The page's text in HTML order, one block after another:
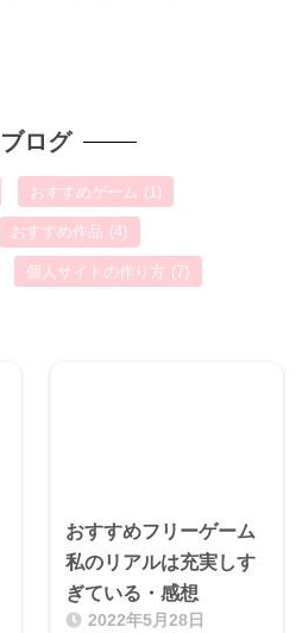
ブログ
おすすめゲーム (1)
おすすめ作品 (4)
個人サイトの作り方 (7)
おすすめフリーゲーム
私のリアルは充実しす
ぎている・感想
2022年5月28日